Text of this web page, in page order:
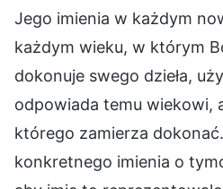
Jego imienia w każdym
każdym wieku, w którym
dokonuje swego dzieła,
odpowiada temu wiekowi,
którego zamierza
konkretnego imienia o